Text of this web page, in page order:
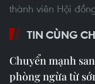
thành viên Hội
TIN CÙNG
Chuyển mạnh
phòng ngừa từ